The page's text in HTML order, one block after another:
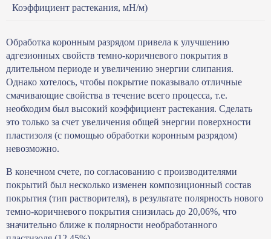
Коэффициент растекания, мН/м)
Обработка коронным разрядом привела к улучшению
адгезионных свойств темно-коричневого покрытия в
длительном периоде и увеличению энергии слипания.
Однако хотелось, чтобы покрытие показывало отличные
смачивающие свойства в течение всего процесса, т.е.
необходим был высокий коэффициент растекания. Сделать
это только за счет увеличения общей энергии поверхности
пластизоля (с помощью обработки коронным разрядом)
невозможно.
В конечном счете, по согласованию с производителями
покрытий был несколько изменен композиционный состав
покрытия (тип растворителя), в результате полярность нового
темно-коричневого покрытия снизилась до 20,06%, что
значительно ближе к полярности необработанного